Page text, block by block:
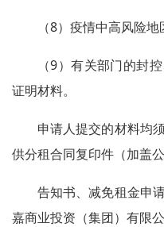
（8）疫情中高风险地
（9）有关部门的封
证明材料。
申请人提交的材料均
供分租合同复印件（加盖
告知书、减免租金申
嘉商业投资（集团）有限